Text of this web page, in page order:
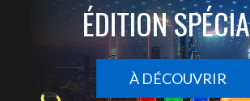
ÉDITION
À DÉCOUVRIR